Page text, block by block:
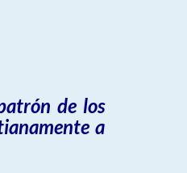
de los
a